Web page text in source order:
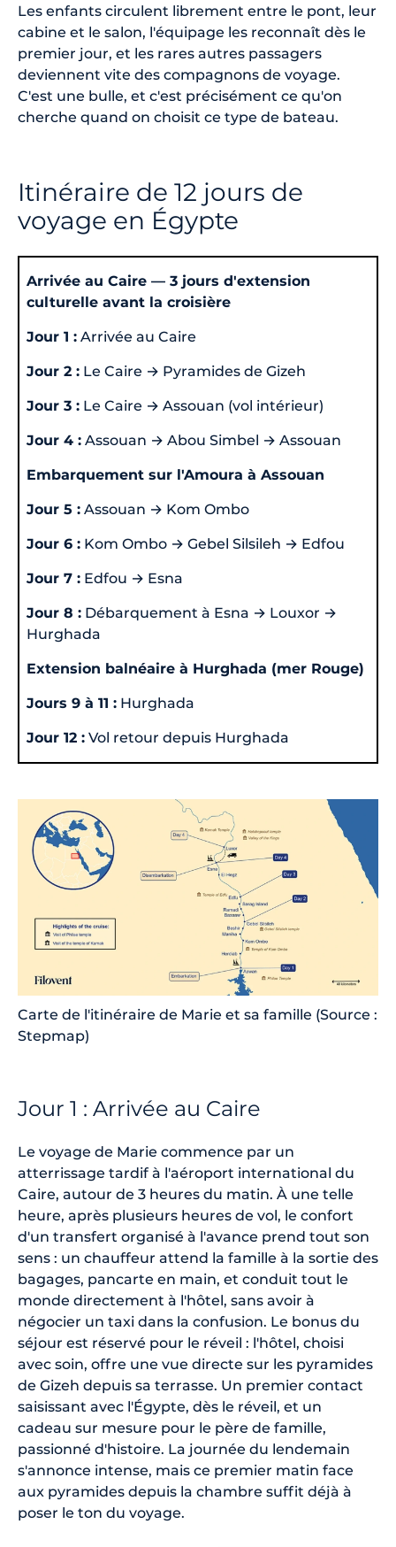
Les enfants circulent librement entre le pont, leur
cabine et le salon, l'équipage les reconnaît dès le
premier jour, et les rares autres passagers
deviennent vite des compagnons de voyage.
C'est une bulle, et c'est précisément ce qu'on
cherche quand on choisit ce type de bateau.
Itinéraire de 12 jours de
voyage en Égypte
Arrivée au Caire — 3 jours d'extension
culturelle avant la croisière
Jour 1 : Arrivée au Caire
Jour 2 : Le Caire → Pyramides de Gizeh
Jour 3 : Le Caire → Assouan (vol intérieur)
Jour 4 : Assouan → Abou Simbel → Assouan
Embarquement sur l'Amoura à Assouan
Jour 5 : Assouan → Kom Ombo
Jour 6 : Kom Ombo → Gebel Silsileh → Edfou
Jour 7 : Edfou → Esna
Jour 8 : Débarquement à Esna → Louxor →
Hurghada
Extension balnéaire à Hurghada (mer Rouge)
Jours 9 à 11 : Hurghada
Jour 12 : Vol retour depuis Hurghada
Carte de l'itinéraire de Marie et sa famille (Source :
Stepmap)
Jour 1 : Arrivée au Caire
Le voyage de Marie commence par un
atterrissage tardif à l'aéroport international du
Caire, autour de 3 heures du matin. À une telle
heure, après plusieurs heures de vol, le confort
d'un transfert organisé à l'avance prend tout son
sens : un chauffeur attend la famille à la sortie des
bagages, pancarte en main, et conduit tout le
monde directement à l'hôtel, sans avoir à
négocier un taxi dans la confusion. Le bonus du
séjour est réservé pour le réveil : l'hôtel, choisi
avec soin, offre une vue directe sur les pyramides
de Gizeh depuis sa terrasse. Un premier contact
saisissant avec l'Égypte, dès le réveil, et un
cadeau sur mesure pour le père de famille,
passionné d'histoire. La journée du lendemain
s'annonce intense, mais ce premier matin face
aux pyramides depuis la chambre suffit déjà à
poser le ton du voyage.